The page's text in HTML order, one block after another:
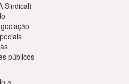
Sindical)
públicos
a